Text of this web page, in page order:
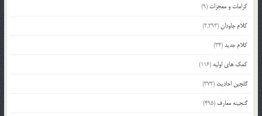
کرامات و معجزات (9)
کلام جاودان(2,293)
کلام جدید(34)
کمک های اولیه (116)
گلچین احادیث (372)
گنجینه معارف (495)